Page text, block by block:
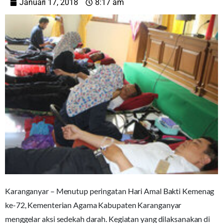
Januari 17, 2018 8:17 am
Karanganyar – Menutup peringatan Hari Amal Bakti Kemenag
ke-72, Kementerian Agama Kabupaten Karanganyar
menggelar aksi sedekah darah. Kegiatan yang dilaksanakan di